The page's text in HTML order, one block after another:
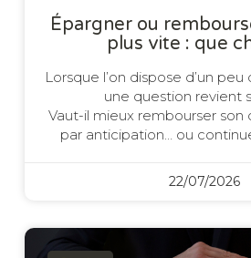
Épargner ou
plus vite : que
Lorsque l’on dispose d’un peu
une question revient
Vaut-il mieux rembourser
par anticipation… ou
22/07/2026